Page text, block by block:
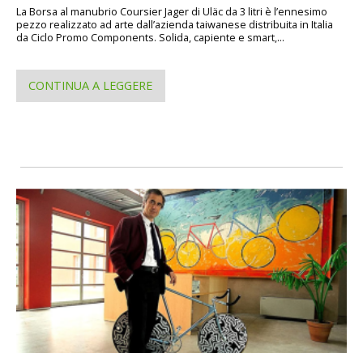
La Borsa al manubrio Coursier Jager di Uläc da 3 litri è l’ennesimo
pezzo realizzato ad arte dall’azienda taiwanese distribuita in Italia
da Ciclo Promo Components. Solida, capiente e smart,...
CONTINUA A LEGGERE